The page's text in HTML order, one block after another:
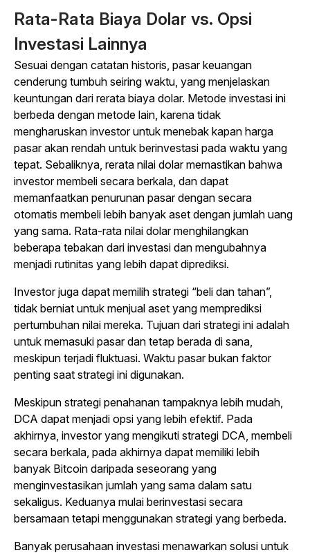
Rata-Rata Biaya Dolar vs. Opsi
Investasi Lainnya
Sesuai dengan catatan historis, pasar keuangan
cenderung tumbuh seiring waktu, yang menjelaskan
keuntungan dari rerata biaya dolar. Metode investasi ini
berbeda dengan metode lain, karena tidak
mengharuskan investor untuk menebak kapan harga
pasar akan rendah untuk berinvestasi pada waktu yang
tepat. Sebaliknya, rerata nilai dolar memastikan bahwa
investor membeli secara berkala, dan dapat
memanfaatkan penurunan pasar dengan secara
otomatis membeli lebih banyak aset dengan jumlah uang
yang sama. Rata-rata nilai dolar menghilangkan
beberapa tebakan dari investasi dan mengubahnya
menjadi rutinitas yang lebih dapat diprediksi.
Investor juga dapat memilih strategi “beli dan tahan”,
tidak berniat untuk menjual aset yang memprediksi
pertumbuhan nilai mereka. Tujuan dari strategi ini adalah
untuk memasuki pasar dan tetap berada di sana,
meskipun terjadi fluktuasi. Waktu pasar bukan faktor
penting saat strategi ini digunakan.
Meskipun strategi penahanan tampaknya lebih mudah,
DCA dapat menjadi opsi yang lebih efektif. Pada
akhirnya, investor yang mengikuti strategi DCA, membeli
secara berkala, pada akhirnya dapat memiliki lebih
banyak Bitcoin daripada seseorang yang
menginvestasikan jumlah yang sama dalam satu
sekaligus. Keduanya mulai berinvestasi secara
bersamaan tetapi menggunakan strategi yang berbeda.
Banyak perusahaan investasi menawarkan solusi untuk